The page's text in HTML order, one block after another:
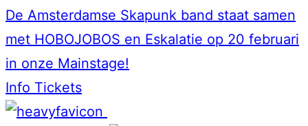
De Amsterdamse Skapunk band staat samen
met HOBOJOBOS en Eskalatie op 20 februari
in onze Mainstage!
Info Tickets